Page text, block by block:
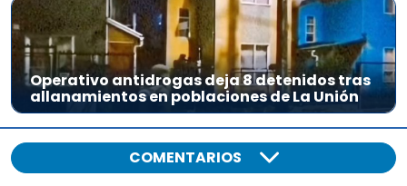
Operativo antidrogas deja 8 detenidos tras
allanamientos en poblaciones de La Unión
COMENTARIOS